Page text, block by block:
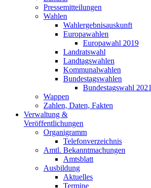
Pressemitteilungen
Wahlen
Wahlergebnisauskunft
Europawahlen
Europawahl 2019
Landratswahl
Landtagswahlen
Kommunalwahlen
Bundestagswahlen
Bundestagswahl 2021
Wappen
Zahlen, Daten, Fakten
Verwaltung &
Veröffentlichungen
Organigramm
Telefonverzeichnis
Amtl. Bekanntmachungen
Amtsblatt
Ausbildung
Aktuelles
Termine